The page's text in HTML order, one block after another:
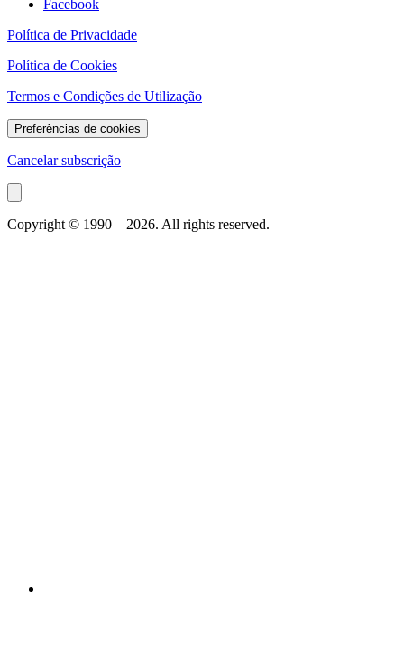
Facebook
Política de Privacidade
Política de Cookies
Termos e Condições de Utilização
Preferências de cookies
Cancelar subscrição
Copyright © 1990 – 2026. All rights reserved.